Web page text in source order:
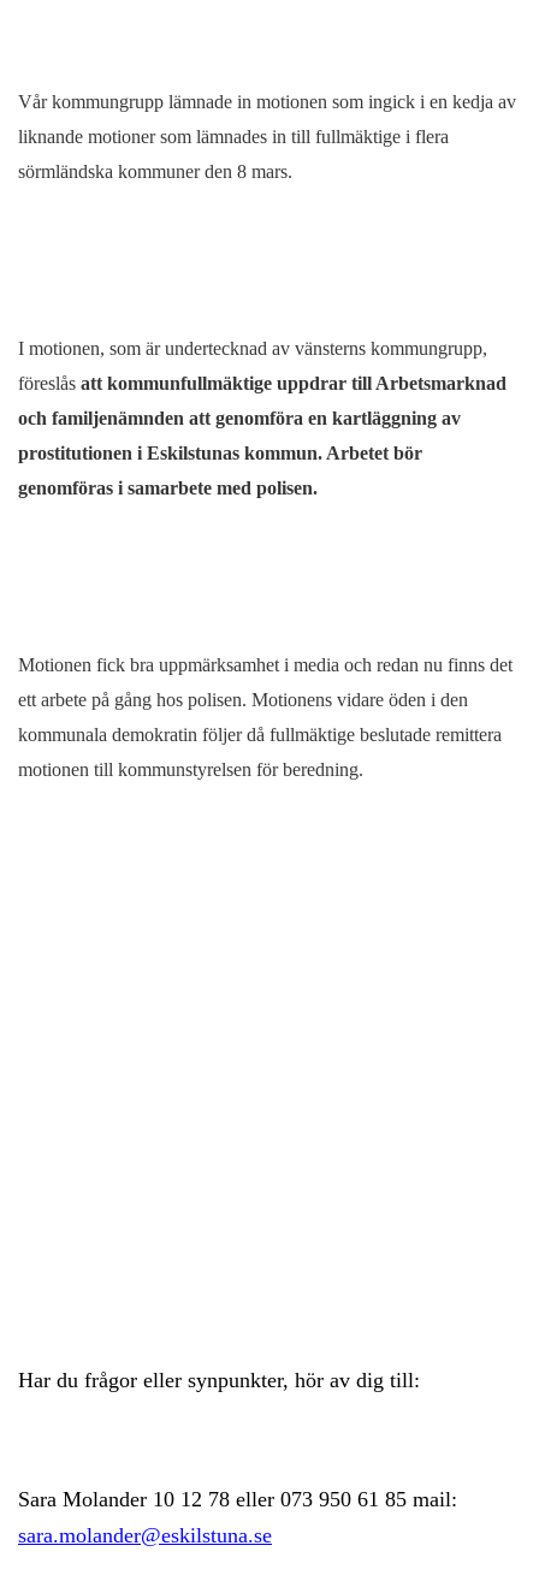
Vår kommungrupp lämnade in motionen som ingick i en kedja av
liknande motioner som lämnades in till fullmäktige i flera
sörmländska kommuner den 8 mars.
I motionen, som är undertecknad av vänsterns kommungrupp,
föreslås att kommunfullmäktige uppdrar till Arbetsmarknad
och familjenämnden att genomföra en kartläggning av
prostitutionen i Eskilstunas kommun. Arbetet bör
genomföras i samarbete med polisen.
Motionen fick bra uppmärksamhet i media och redan nu finns det
ett arbete på gång hos polisen. Motionens vidare öden i den
kommunala demokratin följer då fullmäktige beslutade remittera
motionen till kommunstyrelsen för beredning.
Har du frågor eller synpunkter, hör av dig till:
Sara Molander 10 12 78 eller 073 950 61 85 mail:
sara.molander@eskilstuna.se